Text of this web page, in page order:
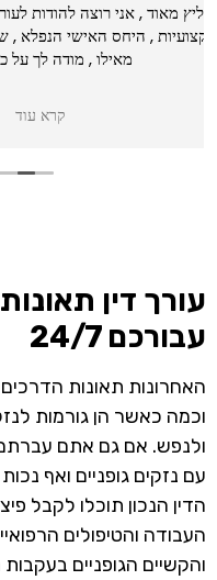
עורך דין ליאור
כשנה וחצי ואני
טובה שיש ! אמין
עורך דין
עבורכם 24/7
האחרונות תאונות
וכמה כאשר הן גורמות
ולנפש. אם גם אתם
עם נזקים גופניים ואף
הדין הנכון תוכלו לקבל
העבודה והטיפולים
והקשיים הגופניים